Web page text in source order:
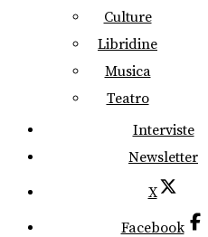
Culture
Libridine
Musica
Teatro
Interviste
Newsletter
X
Facebook